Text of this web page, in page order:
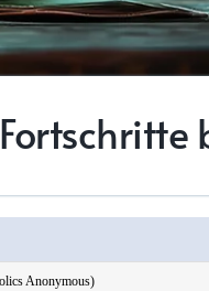
Fortschritte